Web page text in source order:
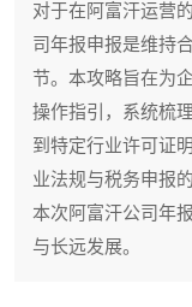
对于在阿富汗运营
司年报申报是维持
节。本攻略旨在为
操作指引，系统梳
到特定行业许可证
业法规与税务申报
本次阿富汗公司年
与长远发展。